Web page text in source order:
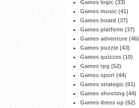
Games logic (33)
Games music (41)
Games board (37)
Games platform (37)
Games adventure (46)
Games puzzle (43)
Games quizzes (10)
Games rpg (52)
Games sport (44)
Games strategic (61)
Games shooting (44)
Games dress up (62)